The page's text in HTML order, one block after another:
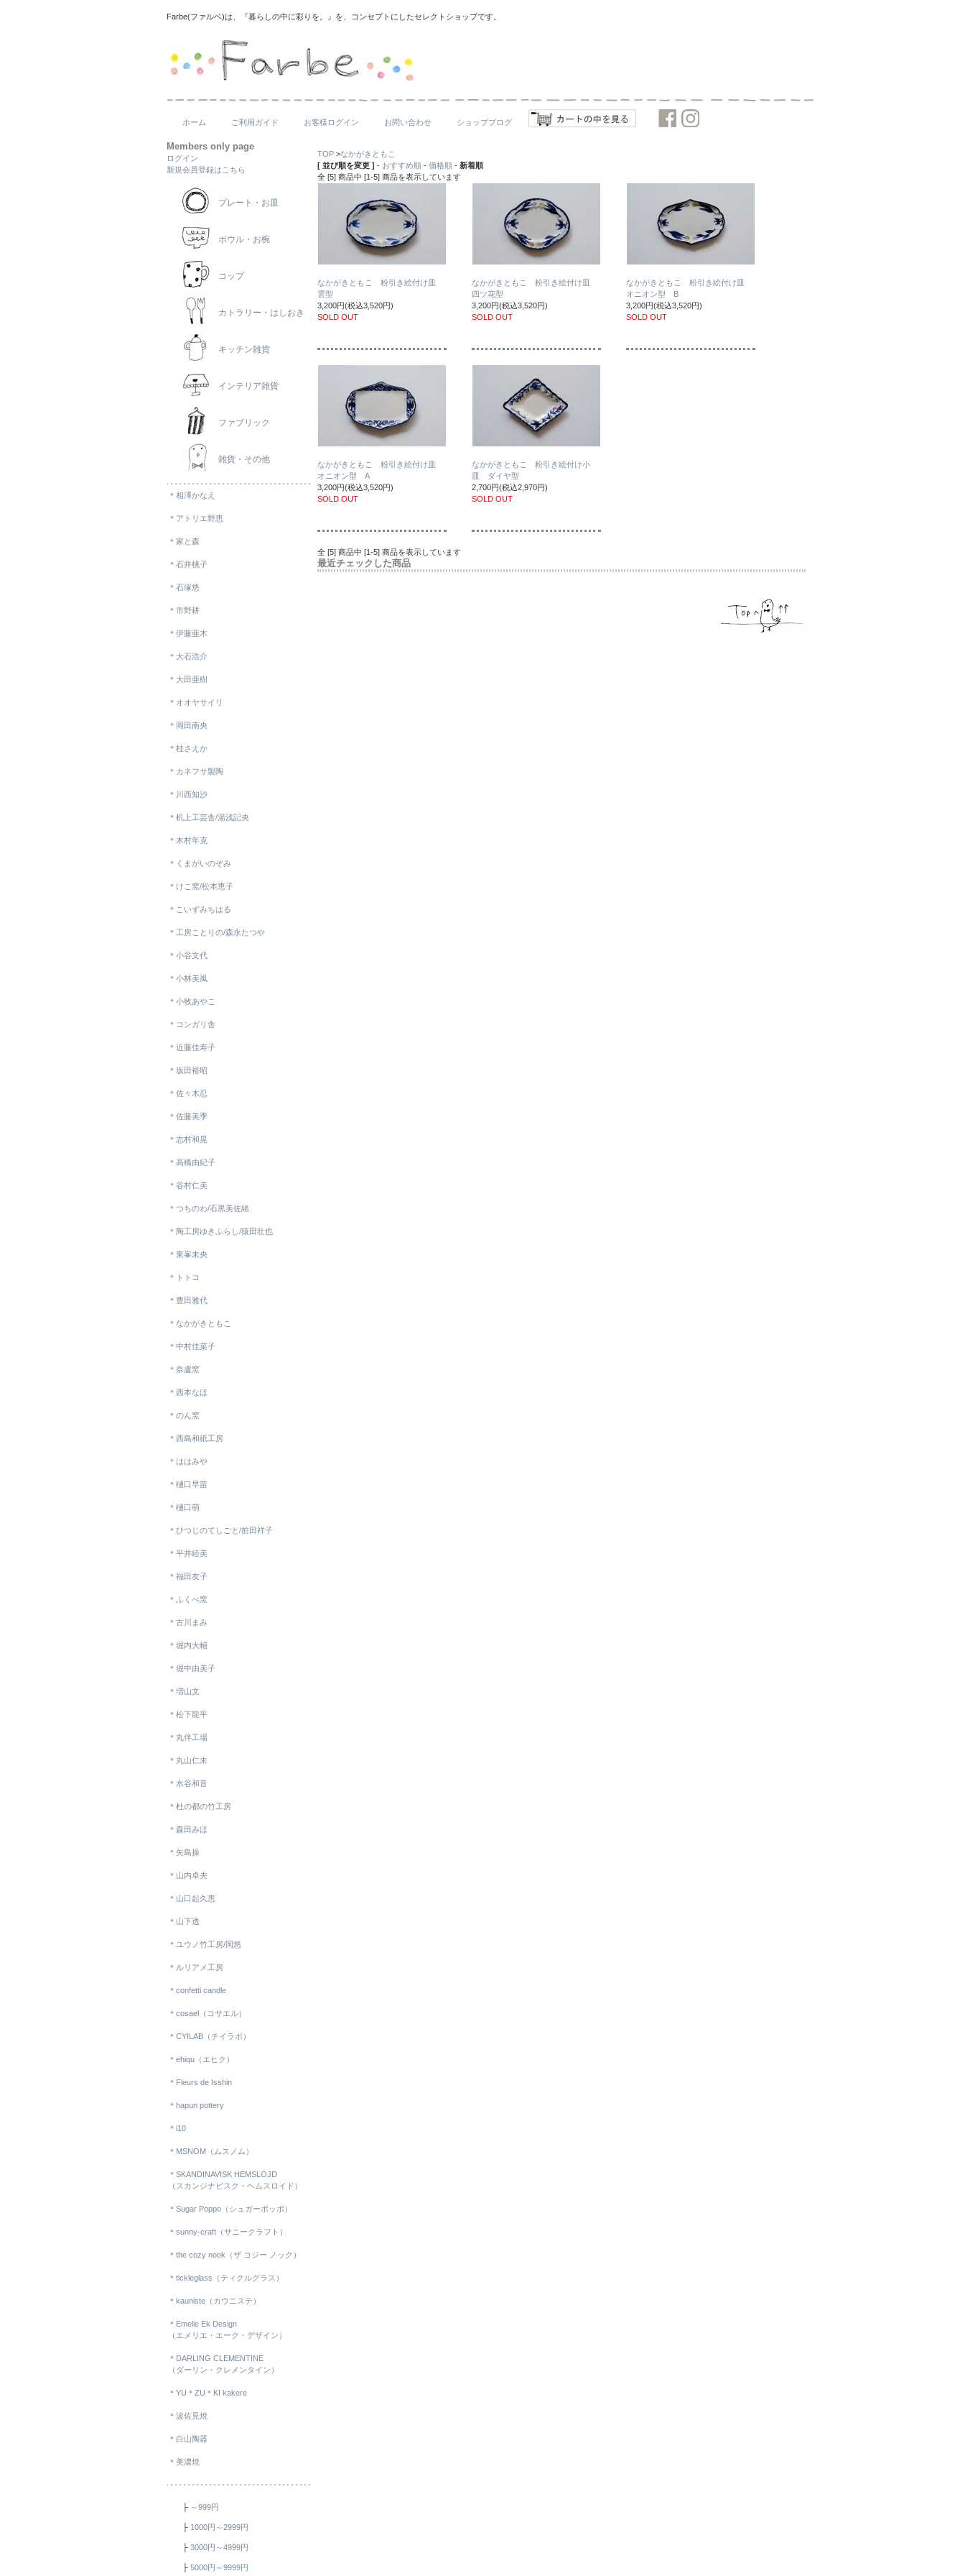
Farbe(ファルベ)は、『暮らしの中に彩りを。』を、コンセプトにしたセレクトショップです。
ホーム ご利用ガイド お客様ログイン お問い合わせ ショップブログ
TOP >なかがきともこ
[ 並び順を変更 ] - おすすめ順 - 価格順 - 新着順
全 [5] 商品中 [1-5] 商品を表示しています
なかがきともこ 粉引き絵付け皿
雲型
3,200円(税込3,520円)
SOLD OUT
なかがきともこ 粉引き絵付け皿
四ツ花型
3,200円(税込3,520円)
SOLD OUT
なかがきともこ 粉引き絵付け皿
オニオン型 B
3,200円(税込3,520円)
SOLD OUT
なかがきともこ 粉引き絵付け皿
オニオン型 A
3,200円(税込3,520円)
SOLD OUT
なかがきともこ 粉引き絵付け小
皿 ダイヤ型
2,700円(税込2,970円)
SOLD OUT
全 [5] 商品中 [1-5] 商品を表示しています
最近チェックした商品
Members only page
ログイン
新規会員登録はこちら
プレート・お皿
ボウル・お椀
コップ
カトラリー・はしおき
キッチン雑貨
インテリア雑貨
ファブリック
雑貨・その他
＊相澤かなえ
＊アトリエ野恵
＊家と森
＊石井桃子
＊石塚悠
＊市野耕
＊伊藤亜木
＊大石浩介
＊大田亜樹
＊オオヤサイリ
＊岡田南央
＊桂さえか
＊カネフサ製陶
＊川西知沙
＊机上工芸舎/湯浅記央
＊木村年克
＊くまがいのぞみ
＊けこ窯/松本恵子
＊こいずみちはる
＊工房ことりの/森永たつや
＊小谷文代
＊小林美風
＊小牧あやこ
＊コンガリ舎
＊近藤佳寿子
＊坂田裕昭
＊佐々木忍
＊佐藤美季
＊志村和晃
＊高橋由紀子
＊谷村仁美
＊つちのわ/石黒美佐緒
＊陶工房ゆきふらし/猿田壮也
＊東峯未央
＊トトコ
＊豊田雅代
＊なかがきともこ
＊中村佳菜子
＊奈盧窯
＊西本なほ
＊のん窯
＊西島和紙工房
＊ははみや
＊樋口早苗
＊樋口萌
＊ひつじのてしごと/前田祥子
＊平井睦美
＊福田友子
＊ふくべ窯
＊古川まみ
＊堀内大輔
＊堀中由美子
＊増山文
＊松下龍平
＊丸伴工場
＊丸山仁未
＊水谷和音
＊杜の都の竹工房
＊森田みほ
＊矢島操
＊山内卓夫
＊山口起久恵
＊山下透
＊ユウノ竹工房/岡悠
＊ルリアメ工房
＊confetti candle
＊cosael（コサエル）
＊CYILAB（チイラボ）
＊ehiqu（エヒク）
＊Fleurs de Isshin
＊hapun pottery
＊i10
＊MSNOM（ムスノム）
＊SKANDINAVISK HEMSLOJD
（スカンジナビスク・ヘムスロイド）
＊Sugar Poppo（シュガーポッポ）
＊sunny-craft（サニークラフト）
＊the cozy nook（ザ コジー ノック）
＊tickleglass（ティクルグラス）
＊kauniste（カウニステ）
＊Emelie Ek Design
（エメリエ・エーク・デザイン）
＊DARLING CLEMENTINE
（ダーリン・クレメンタイン）
＊YU＊ZU＊KI kakere
＊波佐見焼
＊白山陶器
＊美濃焼
├ ～999円
├ 1000円～2999円
├ 3000円～4999円
├ 5000円～9999円